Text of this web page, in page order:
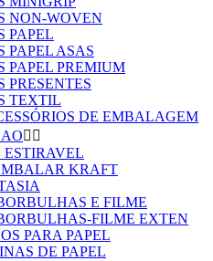
NON-WOVEN
PAPEL
PAPEL ASAS
PAPEL PREMIUM
PRESENTES
TEXTIL
DE EMBALAGEM
 
ESTIRAVEL
KRAFT
E FILME
FILME EXTEN
PARA PAPEL
DE PAPEL